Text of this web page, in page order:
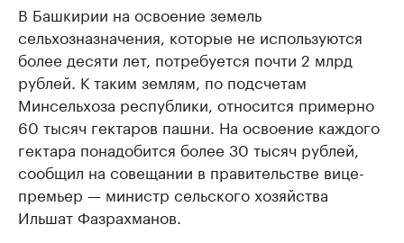
В Башкирии на освоение земель
сельхозназначения, которые не используются
более десяти лет, потребуется почти 2 млрд
рублей. К таким землям, по подсчетам
Минсельхоза республики, относится примерно
60 тысяч гектаров пашни. На освоение каждого
гектара понадобится более 30 тысяч рублей,
сообщил на совещании в правительстве вице-
премьер — министр сельского хозяйства
Ильшат Фазрахманов.